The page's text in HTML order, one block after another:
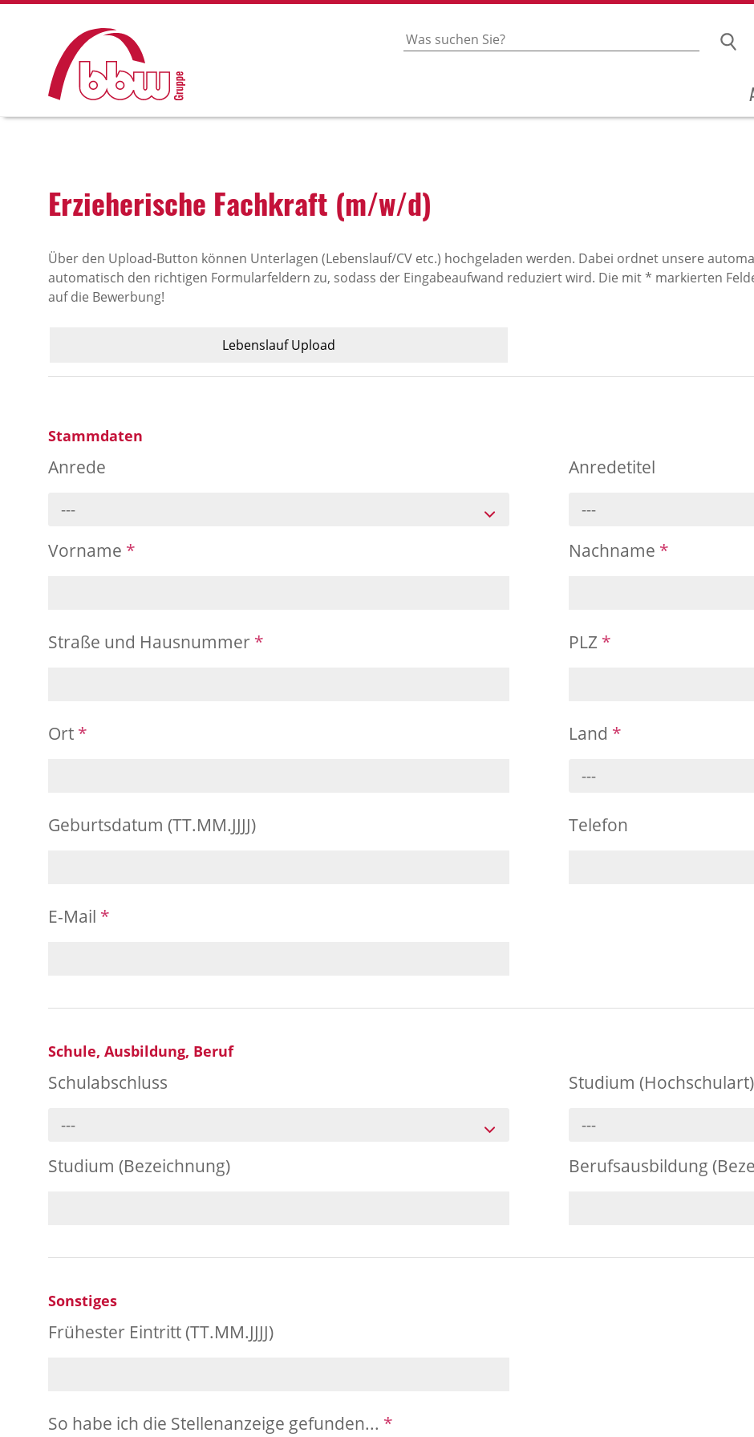
Erzie­he­ri­sche Fach­kraft (m/w/d)
Über den Upload-Button können Unterlagen (Lebenslauf/CV etc.) hochgeladen werden. Dabei ordnet unsere
automatisch den richtigen Formularfeldern zu, sodass der Eingabeaufwand reduziert wird. Die mit * markierten
auf die Bewerbung!
Lebenslauf Upload
Stammdaten
Anrede
---
Anredetitel
---
Vorname * Nachname *
Straße und Hausnummer * PLZ *
Ort * Land *
---
Geburtsdatum (TT.MM.JJJJ) Telefon
E-Mail *
Schule, Ausbildung, Beruf
Schulabschluss
---
Studium (Hochschulart)
---
Studium (Bezeichnung) Berufsausbildung
Sonstiges
Frühester Eintritt (TT.MM.JJJJ)
So habe ich die Stellenanzeige gefunden... *